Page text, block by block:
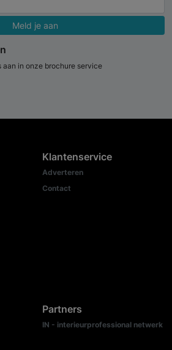
Meld je aan
in onze brochure service
Klantenservice
Adverteren
Contact
Partners
IN - interieurprofessional netwerk